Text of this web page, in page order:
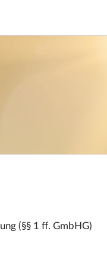
(§§ 1 ff. GmbHG)